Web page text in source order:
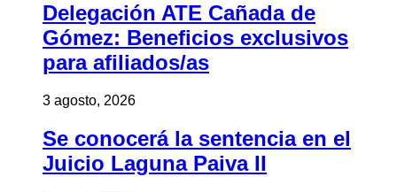
Delegación ATE Cañada de
Gómez: Beneficios exclusivos
para afiliados/as
3 agosto, 2026
Se conocerá la sentencia en el
Juicio Laguna Paiva II